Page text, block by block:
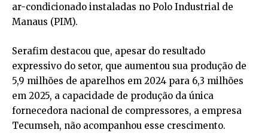
ar-condicionado instaladas no Polo Industrial de
Manaus (PIM).
Serafim destacou que, apesar do resultado
expressivo do setor, que aumentou sua produção de
5,9 milhões de aparelhos em 2024 para 6,3 milhões
em 2025, a capacidade de produção da única
fornecedora nacional de compressores, a empresa
Tecumseh, não acompanhou esse crescimento.